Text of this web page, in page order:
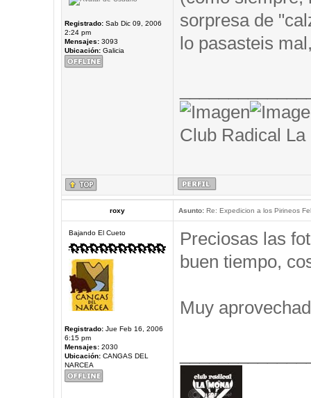
Registrado:Sab Dic 09, 2006
2:24 pm
Mensajes:3093
Ubicación:Galicia
sorpresa de
lo pasasteis
Club Radical La
roxy Asunto:Re: Expedicion a los Pirineos
Bajando El Cueto
Registrado:Jue Feb 16, 2006
6:15 pm
Mensajes:2030
Ubicación:CANGAS DEL
NARCEA
Preciosas las
buen tiempo,
Muy